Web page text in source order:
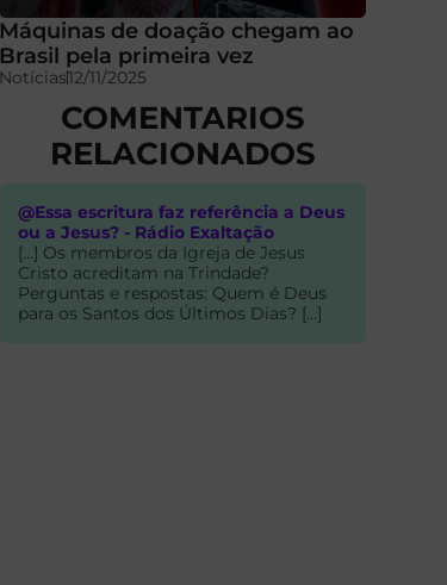
Máquinas de doação chegam ao
Brasil pela primeira vez
Notícias12/11/2025
COMENTARIOS
RELACIONADOS
@Essa escritura faz referência a Deus
ou a Jesus? - Rádio Exaltação
[…] Os membros da Igreja de Jesus
Cristo acreditam na Trindade?
Perguntas e respostas: Quem é Deus
para os Santos dos Últimos Dias? […]